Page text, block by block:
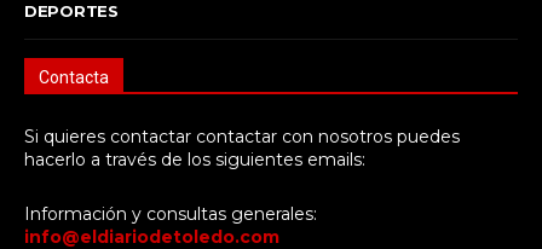
DEPORTES
Contacta
Si quieres contactar contactar con nosotros puedes
hacerlo a través de los siguientes emails:
Información y consultas generales:
info@eldiariodetoledo.com